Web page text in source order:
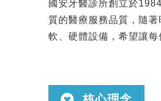
國安牙醫診所創立於
質的醫療服務品質，隨
軟、硬體設備，希望讓